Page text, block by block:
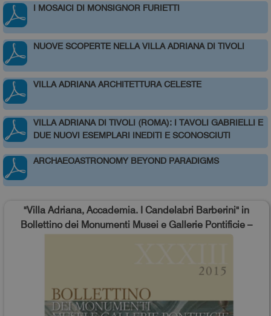
I MOSAICI DI MONSIGNOR FURIETTI
NUOVE SCOPERTE NELLA VILLA ADRIANA DI TIVOLI
VILLA ADRIANA ARCHITETTURA CELESTE
VILLA ADRIANA DI TIVOLI (ROMA): I TAVOLI GABRIELLI E
DUE NUOVI ESEMPLARI INEDITI E SCONOSCIUTI
ARCHAEOASTRONOMY BEYOND PARADIGMS
"Villa Adriana, Accademia. I Candelabri Barberini" in
Bollettino dei Monumenti Musei e Gallerie Pontificie –
XXXIII, 2015 (A cura di Cristina Pantanella), pp. 69-98